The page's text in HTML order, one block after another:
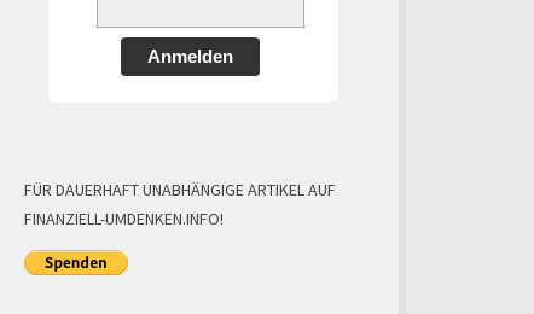
Anmelden
FÜR DAUERHAFT UNABHÄNGIGE ARTIKEL AUF
FINANZIELL-UMDENKEN.INFO!